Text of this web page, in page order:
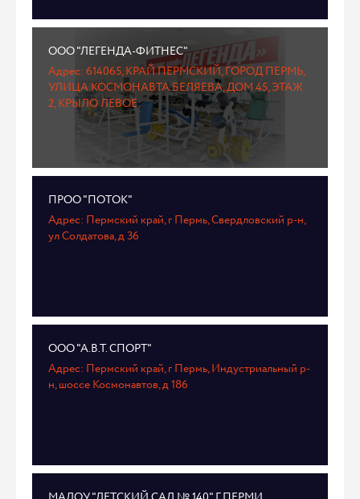
ООО "ЛЕГЕНДА-ФИТНЕС"
Адрес: 614065, КРАЙ ПЕРМСКИЙ, ГОРОД ПЕРМЬ,
УЛИЦА КОСМОНАВТА БЕЛЯЕВА, ДОМ 45, ЭТАЖ
2, КРЫЛО ЛЕВОЕ
ПРОО "ПОТОК"
Адрес: Пермский край, г Пермь, Свердловский р-н,
ул Солдатова, д 36
ООО "А.В.Т. СПОРТ"
Адрес: Пермский край, г Пермь, Индустриальный р-
н, шоссе Космонавтов, д 186